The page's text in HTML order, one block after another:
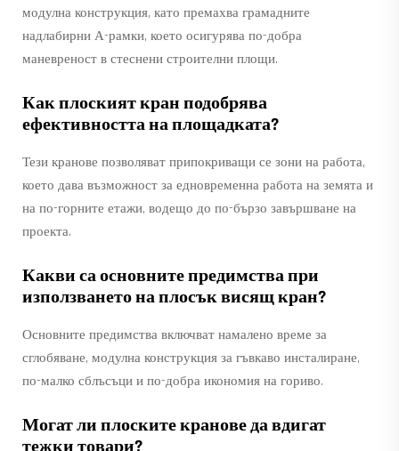
модулна конструкция, като премахва грамадните
надлабирни А-рамки, което осигурява по-добра
маневреност в стеснени строителни площи.
Как плоският кран подобрява
ефективността на площадката?
Тези кранове позволяват припокриващи се зони на работа,
което дава възможност за едновременна работа на земята и
на по-горните етажи, водещо до по-бързо завършване на
проекта.
Какви са основните предимства при
използването на плосък висящ кран?
Основните предимства включват намалено време за
сглобяване, модулна конструкция за гъвкаво инсталиране,
по-малко сблъсъци и по-добра икономия на гориво.
Могат ли плоските кранове да вдигат